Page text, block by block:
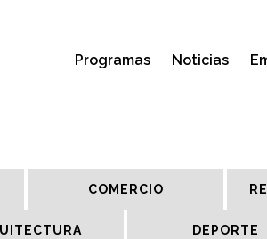
Programas Noticias
COMERCIO
DEPORTE